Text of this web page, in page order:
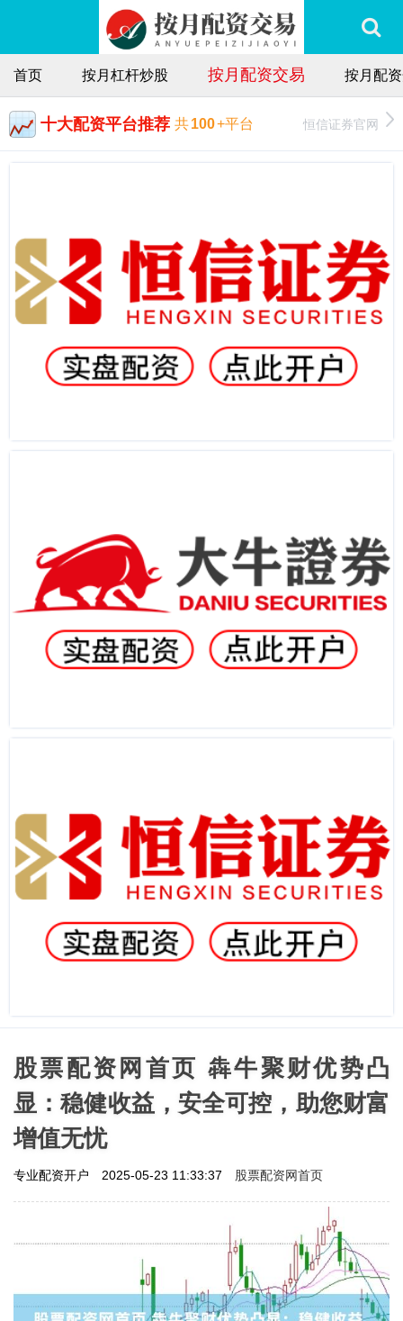
首页 按月杠杆炒股 按月配资交易 按月配
十大配资平台推荐 共100+平台 恒信证券官网
股票配资网首页 犇牛聚财优势凸
显：稳健收益，安全可控，助您财富
增值无忧
专业配资开户 2025-05-23 11:33:37 股票配资网首页